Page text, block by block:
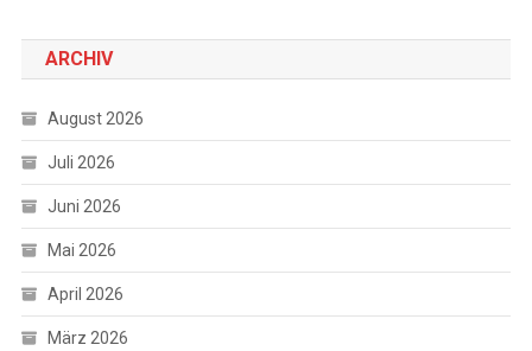
ARCHIV
August 2026
Juli 2026
Juni 2026
Mai 2026
April 2026
März 2026